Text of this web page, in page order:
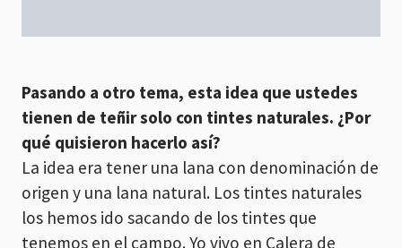
Pasando a otro tema, esta idea que ustedes
tienen de teñir solo con tintes naturales. ¿Por
qué quisieron hacerlo así?
La idea era tener una lana con denominación de
origen y una lana natural. Los tintes naturales
los hemos ido sacando de los tintes que
tenemos en el campo. Yo vivo en Calera de